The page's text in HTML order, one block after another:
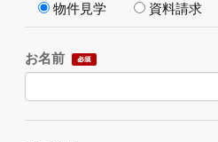
物件見学
資料請求
お名前